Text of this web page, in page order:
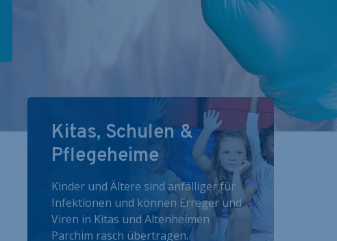
Kitas, Schulen &
Pflegeheime
Kinder und Ältere sind anfälliger für
Infektionen und können Erreger und
Viren in Kitas und Altenheimen
Parchim rasch übertragen.